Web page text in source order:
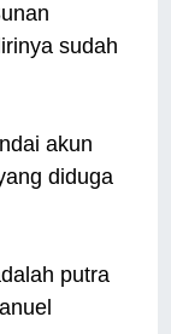
sudah
akun
diduga
putra